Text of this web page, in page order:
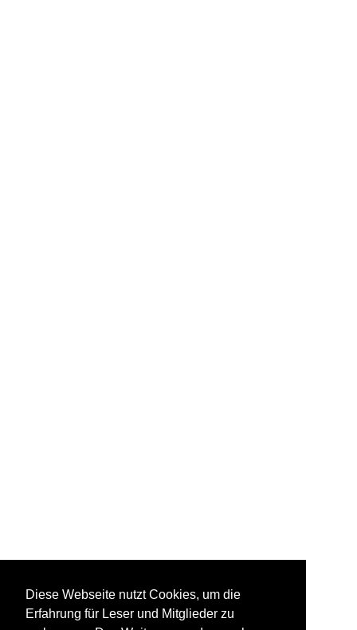
Diese Webseite nutzt Cookies, um die
Erfahrung für Leser und Mitglieder zu